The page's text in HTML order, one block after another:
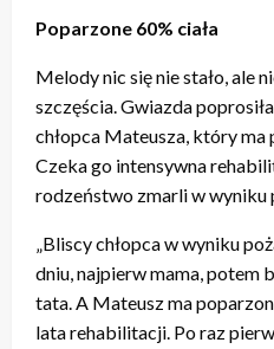
Poparzone 60% ciała
Melody nic się nie stało, ale
szczęścia. Gwiazda
chłopca Mateusza, który ma
Czeka go intensywna
rodzeństwo zmarli w wyniku
„Bliscy chłopca w wyniku
dniu, najpierw mama, potem
tata. A Mateusz ma
lata rehabilitacji. Po raz